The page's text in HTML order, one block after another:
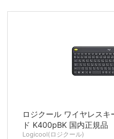
ロジクール ワイヤレス
ド K400pBK 国内正規品
Logicool(ロジクール)